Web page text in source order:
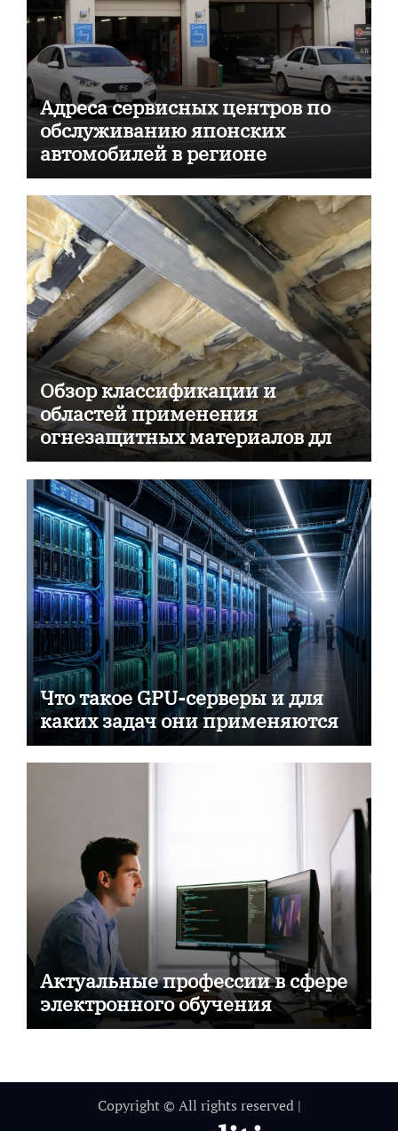
Адреса сервисных центров по
обслуживанию японских
автомобилей в регионе
Обзор классификации и
областей применения
огнезащитных материалов для
пассивной противопожарной
защиты
Что такое GPU-серверы и для
каких задач они применяются
Актуальные профессии в сфере
электронного обучения
Copyright © All rights reserved |